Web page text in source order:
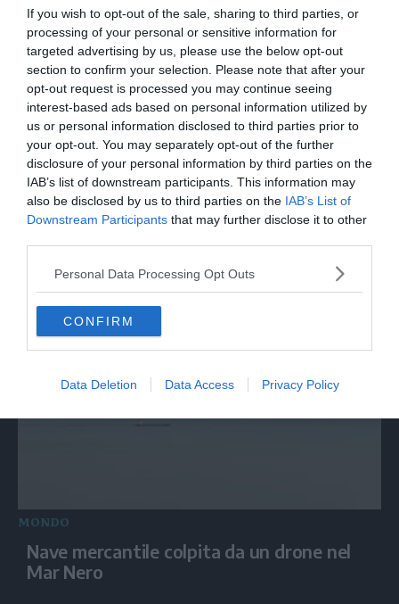
If you wish to opt-out of the sale, sharing to third parties, or
processing of your personal or sensitive information for
targeted advertising by us, please use the below opt-out
section to confirm your selection. Please note that after your
opt-out request is processed you may continue seeing
interest-based ads based on personal information utilized by
us or personal information disclosed to third parties prior to
your opt-out. You may separately opt-out of the further
disclosure of your personal information by third parties on the
IAB’s list of downstream participants. This information may
also be disclosed by us to third parties on the IAB’s List of
Downstream Participants that may further disclose it to other
Personal Data Processing Opt Outs
CONFIRM
Data Deletion Data Access Privacy Policy
Invitalia, fibra ottica per 477 mila civici
ITALIA
Roma, il sostegno di Ditonellapiaga agli
abitanti di Spin Time
MONDO
Nave mercantile colpita da un drone nel
Mar Nero